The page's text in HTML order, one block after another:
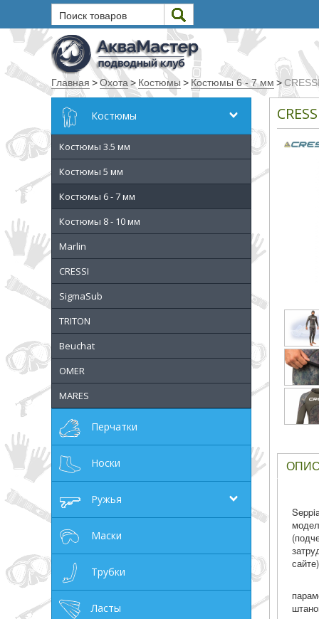
Поиск товаров
Текст
Искать
Любое из слов
Все слова
Точное совпадение
Категории
Производитель
_JSHOP_SEARCH_COINS
от
до
грн
ОТМЕНА
Главная >Охота > Костюмы > Костюмы 6 - 7 мм >
Костюмы
Костюмы 3.5 мм
Костюмы 5 мм
Костюмы 6 - 7 мм
Костюмы 8 - 10 мм
Marlin
CRESSI
SigmaSub
TRITON
Beuchat
OMER
MARES
Перчатки
Носки
Ружья
Маски
Трубки
Ласты